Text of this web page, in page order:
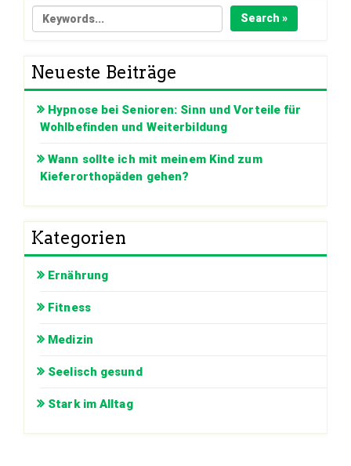
Search »
Neueste Beiträge
Hypnose bei Senioren: Sinn und Vorteile für
Wohlbefinden und Weiterbildung
Wann sollte ich mit meinem Kind zum
Kieferorthopäden gehen?
Kategorien
Ernährung
Fitness
Medizin
Seelisch gesund
Stark im Alltag